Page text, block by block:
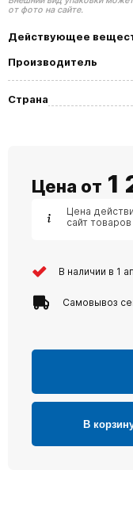
от фото на сайте.
Действующее
Производитель
Страна
Цена от 1
Цена
сайт
В наличии в 1
Самовывоз
В